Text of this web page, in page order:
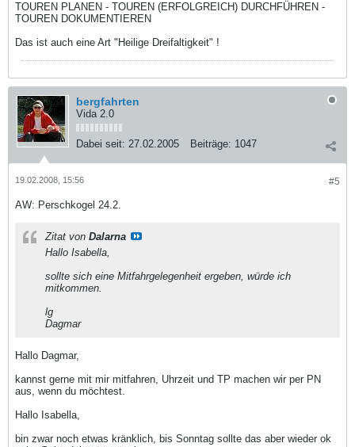
TOUREN PLANEN - TOUREN (ERFOLGREICH) DURCHFÜHREN -
TOUREN DOKUMENTIEREN
Das ist auch eine Art "Heilige Dreifaltigkeit" !
bergfahrten
Vida 2.0
Dabei seit: 27.02.2005 Beiträge: 1047
#5
19.02.2008, 15:56
AW: Perschkogel 24.2.
Zitat von Dalarna
Hallo Isabella,
sollte sich eine Mitfahrgelegenheit ergeben, würde ich
mitkommen.
lg
Dagmar
Hallo Dagmar,
kannst gerne mit mir mitfahren, Uhrzeit und TP machen wir per PN
aus, wenn du möchtest.
Hallo Isabella,
bin zwar noch etwas kränklich, bis Sonntag sollte das aber wieder ok